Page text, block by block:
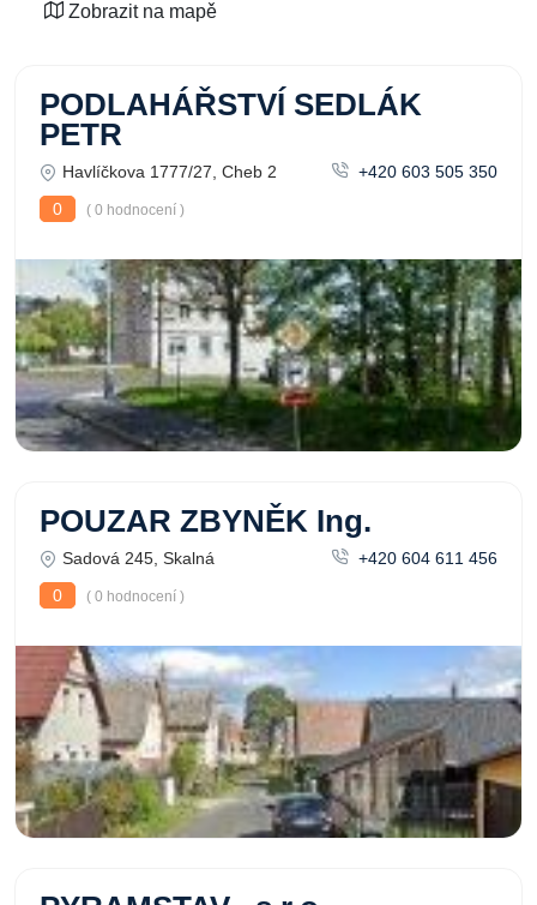
Zobrazit na mapě
PODLAHÁŘSTVÍ SEDLÁK
PETR
Havlíčkova 1777/27, Cheb 2
+420 603 505 350
0
( 0 hodnocení )
POUZAR ZBYNĚK Ing.
Sadová 245, Skalná
+420 604 611 456
0
( 0 hodnocení )